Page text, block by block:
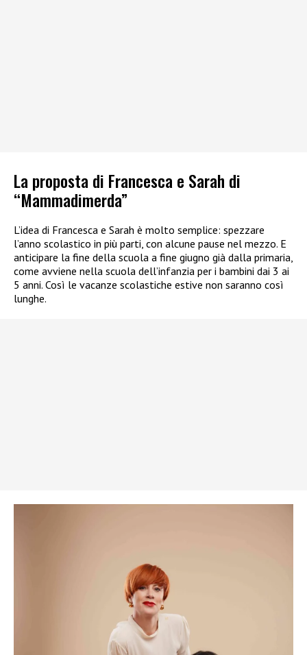
La proposta di Francesca e Sarah di
“Mammadimerda”
L’idea di Francesca e Sarah è molto semplice: spezzare
l’anno scolastico in più parti, con alcune pause nel mezzo. E
anticipare la fine della scuola a fine giugno già dalla primaria,
come avviene nella scuola dell’infanzia per i bambini dai 3 ai
5 anni. Così le vacanze scolastiche estive non saranno così
lunghe.